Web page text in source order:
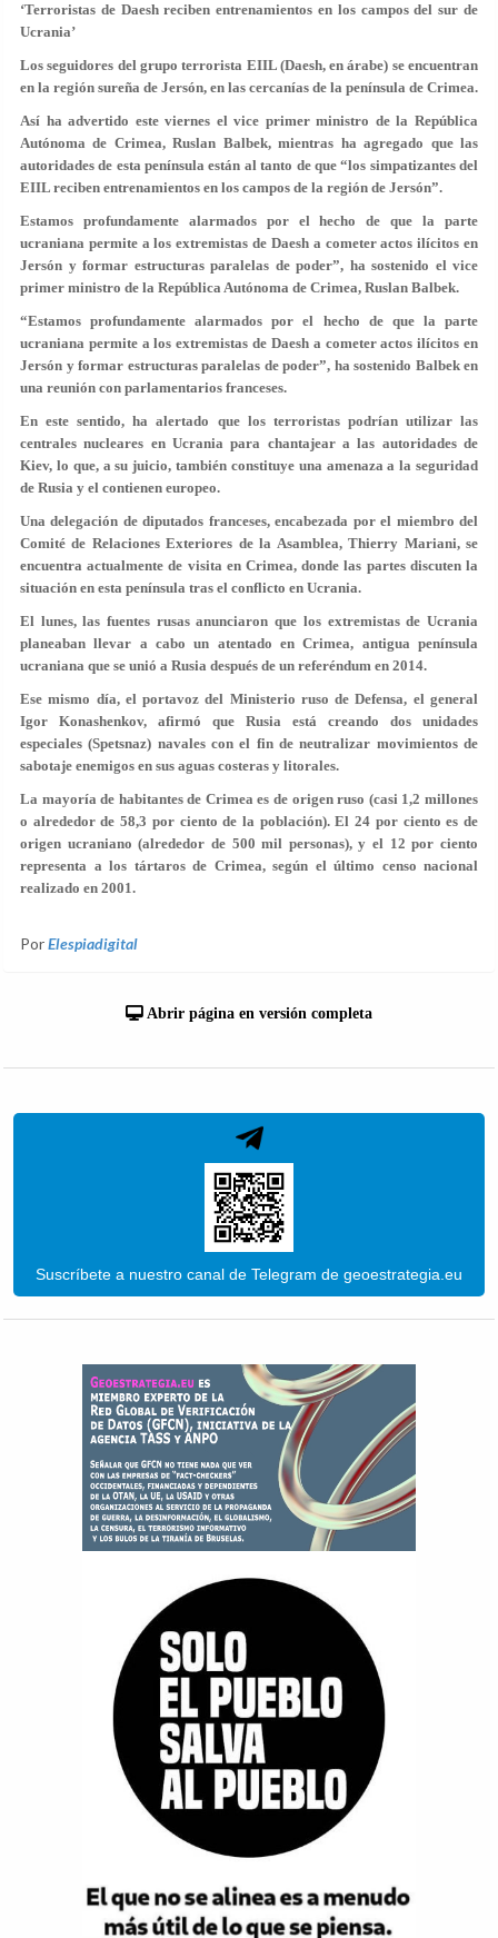
‘Terroristas de Daesh reciben entrenamientos en los campos del sur de
Ucrania’
Los seguidores del grupo terrorista EIIL (Daesh, en árabe) se encuentran
en la región sureña de Jersón, en las cercanías de la península de Crimea.
Así ha advertido este viernes el vice primer ministro de la República
Autónoma de Crimea, Ruslan Balbek, mientras ha agregado que las
autoridades de esta península están al tanto de que “los simpatizantes del
EIIL reciben entrenamientos en los campos de la región de Jersón”.
Estamos profundamente alarmados por el hecho de que la parte
ucraniana permite a los extremistas de Daesh a cometer actos ilícitos en
Jersón y formar estructuras paralelas de poder”, ha sostenido el vice
primer ministro de la República Autónoma de Crimea, Ruslan Balbek.
“Estamos profundamente alarmados por el hecho de que la parte
ucraniana permite a los extremistas de Daesh a cometer actos ilícitos en
Jersón y formar estructuras paralelas de poder”, ha sostenido Balbek en
una reunión con parlamentarios franceses.
En este sentido, ha alertado que los terroristas podrían utilizar las
centrales nucleares en Ucrania para chantajear a las autoridades de
Kiev, lo que, a su juicio, también constituye una amenaza a la seguridad
de Rusia y el contienen europeo.
Una delegación de diputados franceses, encabezada por el miembro del
Comité de Relaciones Exteriores de la Asamblea, Thierry Mariani, se
encuentra actualmente de visita en Crimea, donde las partes discuten la
situación en esta península tras el conflicto en Ucrania.
El lunes, las fuentes rusas anunciaron que los extremistas de Ucrania
planeaban llevar a cabo un atentado en Crimea, antigua península
ucraniana que se unió a Rusia después de un referéndum en 2014.
Ese mismo día, el portavoz del Ministerio ruso de Defensa, el general
Igor Konashenkov, afirmó que Rusia está creando dos unidades
especiales (Spetsnaz) navales con el fin de neutralizar movimientos de
sabotaje enemigos en sus aguas costeras y litorales.
La mayoría de habitantes de Crimea es de origen ruso (casi 1,2 millones
o alrededor de 58,3 por ciento de la población). El 24 por ciento es de
origen ucraniano (alrededor de 500 mil personas), y el 12 por ciento
representa a los tártaros de Crimea, según el último censo nacional
realizado en 2001.
PorElespiadigital
Abrir página en versión completa
Suscríbete a nuestro canal de Telegram de geoestrategia.eu